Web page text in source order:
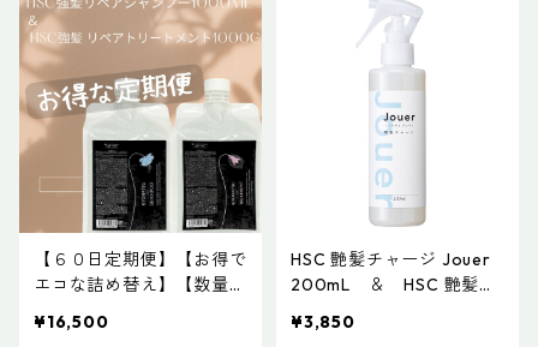
【６０日定期便】【お得で
エコな詰め替え】【数量限
リペアシャンプー>1000m
¥16,500
HSC 艶髪チャージ Jouer
200mL ＆ HSC 艶髪チ
¥3,850